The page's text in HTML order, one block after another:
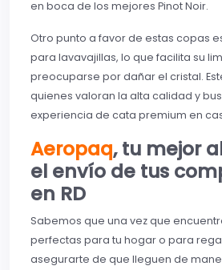
en boca de los mejores Pinot Noir.
Otro punto a favor de estas copas
para lavavajillas, lo que facilita su
preocuparse por dañar el cristal.
quienes valoran la alta calidad y
experiencia de cata premium en
Aeropaq, tu mejor
el envío de tus
en RD
Sabemos que una vez que
perfectas para tu hogar o para
asegurarte de que lleguen de